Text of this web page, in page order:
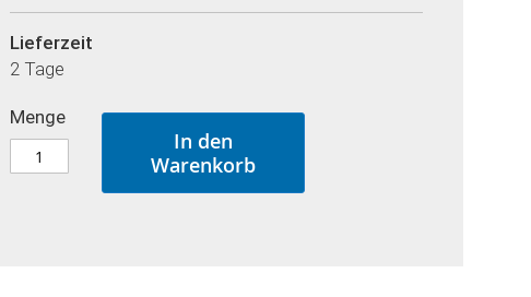
Lieferzeit
2 Tage
Menge
In den
Warenkorb